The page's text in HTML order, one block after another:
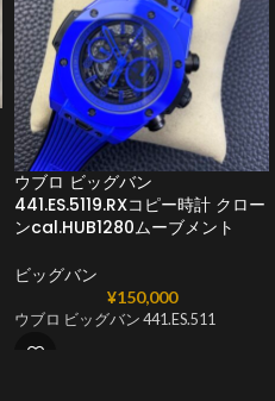
ウブロ ビッグバン
441.ES.5119.RXコピー時計 クロー
ンcal.HUB1280ムーブメント
ビッグバン
¥150,000
ウブロ ビッグバン 441.ES.511